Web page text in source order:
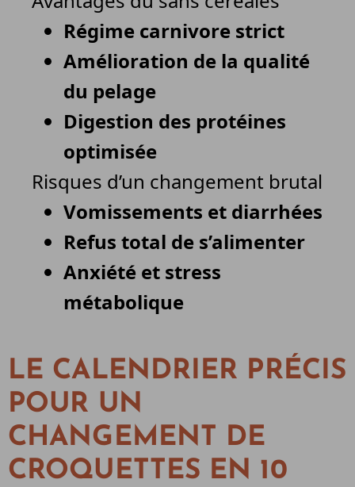
Régime carnivore strict
Amélioration de la qualité
du pelage
Digestion des protéines
optimisée
Risques d’un changement brutal
Vomissements et diarrhées
Refus total de s’alimenter
Anxiété et stress
métabolique
LE CALENDRIER PRÉCIS
POUR UN
CHANGEMENT DE
CROQUETTES EN 10